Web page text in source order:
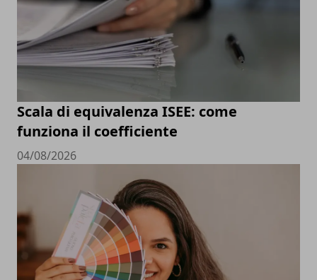
Scala di equivalenza ISEE: come
funziona il coefficiente
04/08/2026